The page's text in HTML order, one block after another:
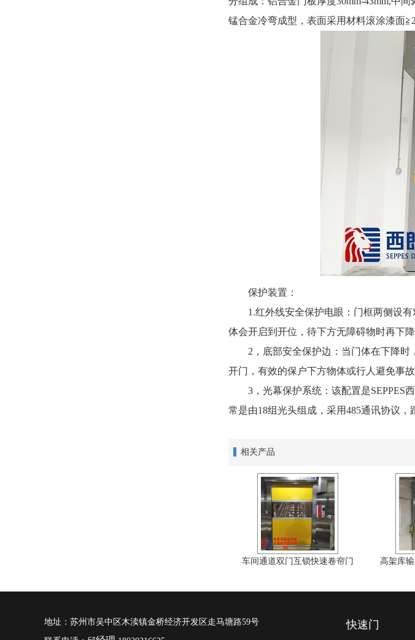
锰合金冷弯成型，表面采用材料滚涂漆面
保护装置：
1.红外线安全保护电眼：门框两侧设有
体会开启到开位，待下方无障碍物时再下降
2，底部安全保护边：当门体在下降时
开门，有效的保户下方物体或行人避免事故
3，光幕保护系统：该配置是SEPPES西
常是由18组光头组成，采用485通讯协议
相关产品
车间通道双门互锁快速卷帘门 高架库
地址：苏州市吴中区木渎镇金桥经济开发区走马塘路59号 快速门